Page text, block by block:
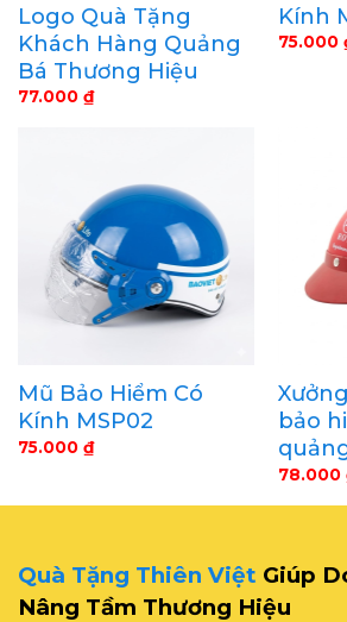
Logo Quà Tặng
Khách Hàng Quảng
Bá Thương Hiệu
77.000 ₫
Kính
75.000
Mũ Bảo Hiểm Có
Kính MSP02
75.000 ₫
bảo
78.000
Quà Tặng Thiên Việt Giúp
Nâng Tầm Thương Hiệu